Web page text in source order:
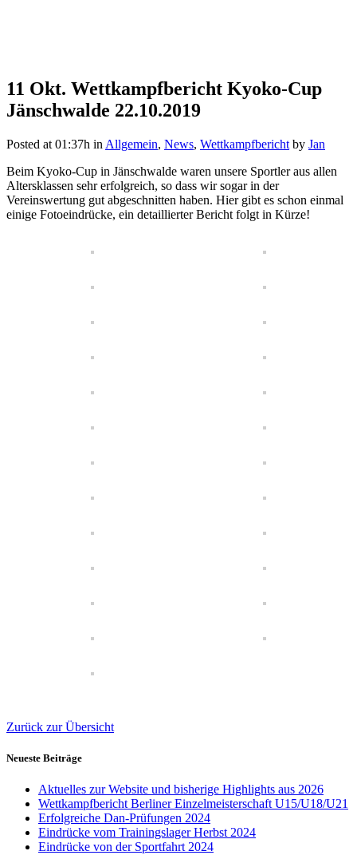
Wettkampfbericht Kyoko-Cup
Jänschwalde 22.10.2019
11 Okt. Wettkampfbericht Kyoko-Cup
Jänschwalde 22.10.2019
Posted at 01:37h in Allgemein, News, Wettkampfbericht by Jan
Beim Kyoko-Cup in Jänschwalde waren unsere Sportler aus allen
Altersklassen sehr erfolgreich, so dass wir sogar in der
Vereinswertung gut abgeschnitten haben. Hier gibt es schon einmal
einige Fotoeindrücke, ein detaillierter Bericht folgt in Kürze!
Zurück zur Übersicht
Neueste Beiträge
Aktuelles zur Website und bisherige Highlights aus 2026
Wettkampfbericht Berliner Einzelmeisterschaft U15/U18/U21
Erfolgreiche Dan-Prüfungen 2024
Eindrücke vom Trainingslager Herbst 2024
Eindrücke von der Sportfahrt 2024